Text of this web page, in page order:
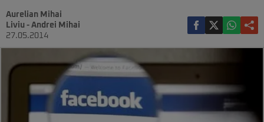
Aurelian Mihai
Liviu - Andrei Mihai
27.05.2014